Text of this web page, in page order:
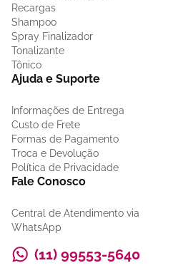
Recargas
Shampoo
Spray Finalizador
Tonalizante
Tônico
Ajuda e Suporte
Informações de Entrega
Custo de Frete
Formas de Pagamento
Troca e Devolução
Política de Privacidade
Fale Conosco
Central de Atendimento via
WhatsApp
(11) 99553-5640